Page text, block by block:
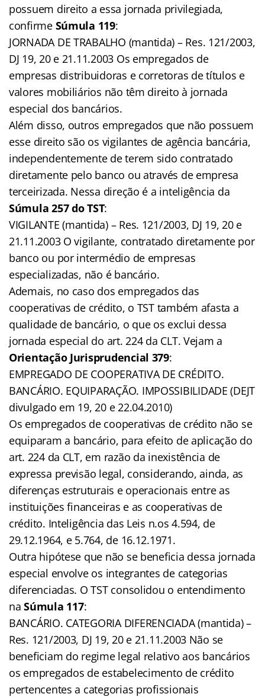
possuem direito a essa jornada privilegiada,
confirme Súmula 119:
JORNADA DE TRABALHO (mantida) – Res. 121/2003,
DJ 19, 20 e 21.11.2003 Os empregados de
empresas distribuidoras e corretoras de títulos e
valores mobiliários não têm direito à jornada
especial dos bancários.
Além disso, outros empregados que não possuem
esse direito são os vigilantes de agência bancária,
independentemente de terem sido contratado
diretamente pelo banco ou através de empresa
terceirizada. Nessa direção é a inteligência da
Súmula 257 do TST:
VIGILANTE (mantida) – Res. 121/2003, DJ 19, 20 e
21.11.2003 O vigilante, contratado diretamente por
banco ou por intermédio de empresas
especializadas, não é bancário.
Ademais, no caso dos empregados das
cooperativas de crédito, o TST também afasta a
qualidade de bancário, o que os exclui dessa
jornada especial do art. 224 da CLT. Vejam a
Orientação Jurisprudencial 379:
EMPREGADO DE COOPERATIVA DE CRÉDITO.
BANCÁRIO. EQUIPARAÇÃO. IMPOSSIBILIDADE (DEJT
divulgado em 19, 20 e 22.04.2010)
Os empregados de cooperativas de crédito não se
equiparam a bancário, para efeito de aplicação do
art. 224 da CLT, em razão da inexistência de
expressa previsão legal, considerando, ainda, as
diferenças estruturais e operacionais entre as
instituições financeiras e as cooperativas de
crédito. Inteligência das Leis n.os 4.594, de
29.12.1964, e 5.764, de 16.12.1971.
Outra hipótese que não se beneficia dessa jornada
especial envolve os integrantes de categorias
diferenciadas. O TST consolidou o entendimento
naSúmula 117:
BANCÁRIO. CATEGORIA DIFERENCIADA (mantida) –
Res. 121/2003, DJ 19, 20 e 21.11.2003 Não se
beneficiam do regime legal relativo aos bancários
os empregados de estabelecimento de crédito
pertencentes a categorias profissionais